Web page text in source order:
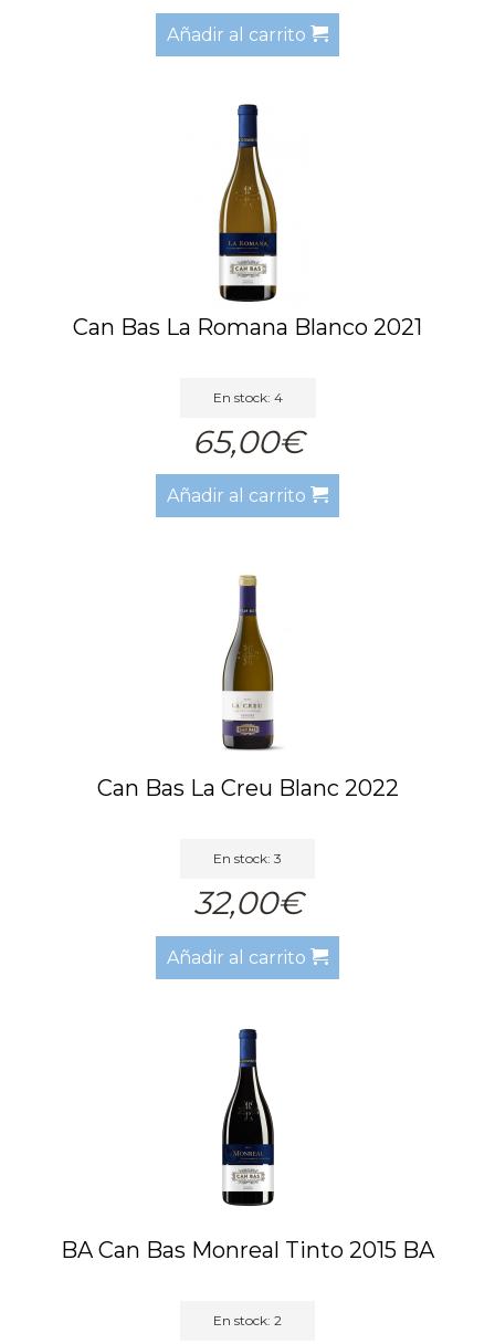
Añadir al carrito
Can Bas La Romana Blanco 2021
En stock: 4
65,00€
Añadir al carrito
Can Bas La Creu Blanc 2022
En stock: 3
32,00€
Añadir al carrito
BA Can Bas Monreal Tinto 2015 BA
En stock: 2